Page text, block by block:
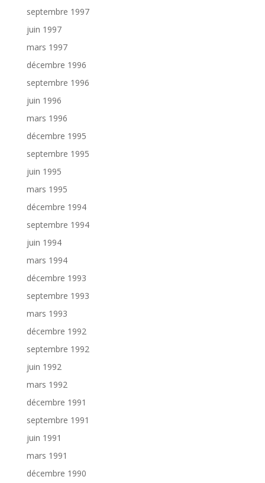
septembre 1997
juin 1997
mars 1997
décembre 1996
septembre 1996
juin 1996
mars 1996
décembre 1995
septembre 1995
juin 1995
mars 1995
décembre 1994
septembre 1994
juin 1994
mars 1994
décembre 1993
septembre 1993
mars 1993
décembre 1992
septembre 1992
juin 1992
mars 1992
décembre 1991
septembre 1991
juin 1991
mars 1991
décembre 1990